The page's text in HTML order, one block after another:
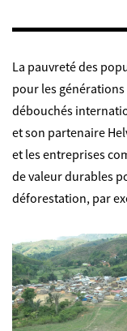
La pauvreté des
pour les
débouchés
et son partenaire
et les entreprises
de valeur durables
déforestation, par